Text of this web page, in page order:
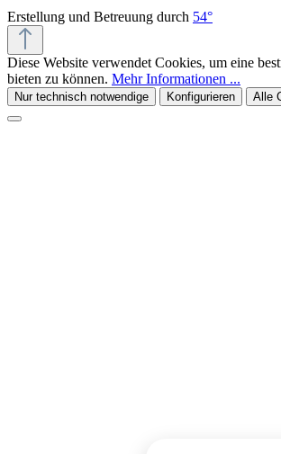
Erstellung und Betreuung durch 54°
Diese Website verwendet Cookies, um eine
bieten zu können. Mehr Informationen ...
Nur technisch notwendige Konfigurieren Alle